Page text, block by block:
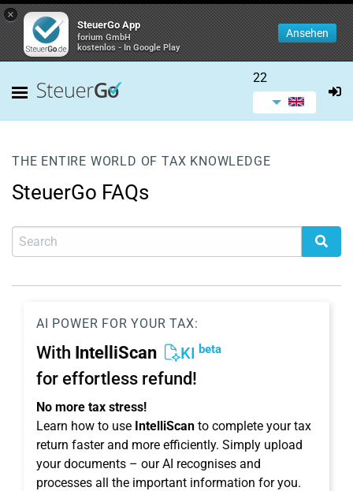
×
SteuerGo App
forium GmbH
kostenlos - In Google Play
Ansehen
22
THE ENTIRE WORLD OF TAX KNOWLEDGE
SteuerGo FAQs
AI POWER FOR YOUR TAX:
With IntelliScan KI beta
for effortless refund!
No more tax stress!
Learn how to use IntelliScan to complete your tax
return faster and more efficiently. Simply upload
your documents – our AI recognises and
processes all the important information for you.